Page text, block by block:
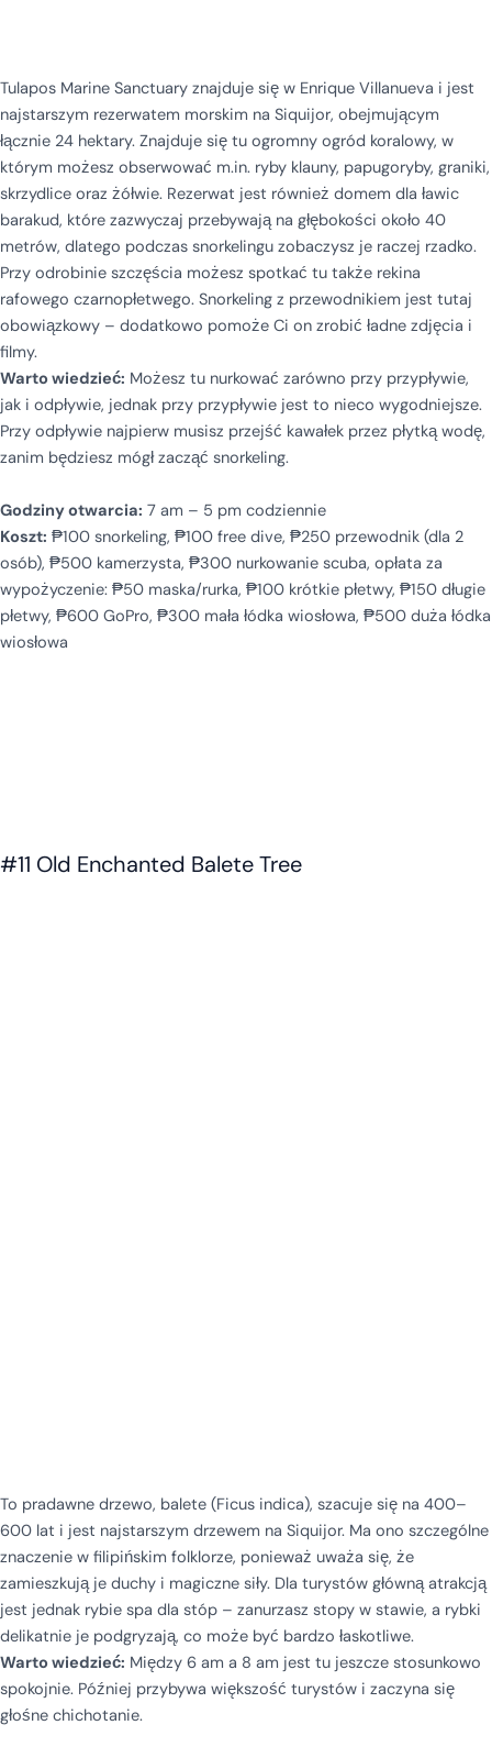
Tulapos Marine Sanctuary znajduje się w Enrique Villanueva i jest
najstarszym rezerwatem morskim na Siquijor, obejmującym
łącznie 24 hektary. Znajduje się tu ogromny ogród koralowy, w
którym możesz obserwować m.in. ryby klauny, papugoryby, graniki,
skrzydlice oraz żółwie. Rezerwat jest również domem dla ławic
barakud, które zazwyczaj przebywają na głębokości około 40
metrów, dlatego podczas snorkelingu zobaczysz je raczej rzadko.
Przy odrobinie szczęścia możesz spotkać tu także rekina
rafowego czarnopłetwego. Snorkeling z przewodnikiem jest tutaj
obowiązkowy – dodatkowo pomoże Ci on zrobić ładne zdjęcia i
filmy.
Warto wiedzieć: Możesz tu nurkować zarówno przy przypływie,
jak i odpływie, jednak przy przypływie jest to nieco wygodniejsze.
Przy odpływie najpierw musisz przejść kawałek przez płytką wodę,
zanim będziesz mógł zacząć snorkeling.
Godziny otwarcia: 7 am – 5 pm codziennie
Koszt: ₱100 snorkeling, ₱100 free dive, ₱250 przewodnik (dla 2
osób), ₱500 kamerzysta, ₱300 nurkowanie scuba, opłata za
wypożyczenie: ₱50 maska/rurka, ₱100 krótkie płetwy, ₱150 długie
płetwy, ₱600 GoPro, ₱300 mała łódka wiosłowa, ₱500 duża łódka
wiosłowa
#11 Old Enchanted Balete Tree
To pradawne drzewo, balete (Ficus indica), szacuje się na 400–
600 lat i jest najstarszym drzewem na Siquijor. Ma ono szczególne
znaczenie w filipińskim folklorze, ponieważ uważa się, że
zamieszkują je duchy i magiczne siły. Dla turystów główną atrakcją
jest jednak rybie spa dla stóp – zanurzasz stopy w stawie, a rybki
delikatnie je podgryzają, co może być bardzo łaskotliwe.
Warto wiedzieć: Między 6 am a 8 am jest tu jeszcze stosunkowo
spokojnie. Później przybywa większość turystów i zaczyna się
głośne chichotanie.